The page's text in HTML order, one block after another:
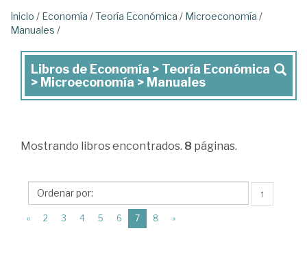
Inicio / Economía /Teoría Económica / Microeconomía /
Manuales /
Libros
de
>
Económica
>
Microeconomía
Libros de Economía > Teoría Económica
> Microeconomía > Manuales
Mostrando libros encontrados. 8 páginas.
↑
« 2 3 4 5 6 7(current)
8 »